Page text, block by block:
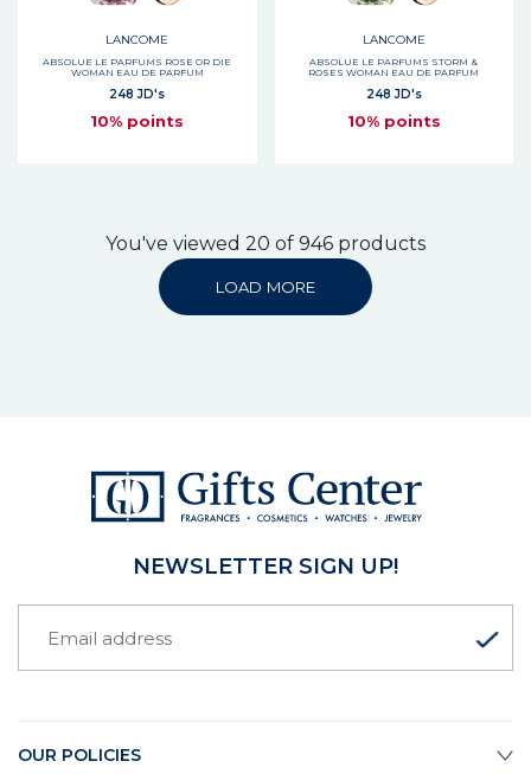
LANCOME
ABSOLUE LE PARFUMS ROSE OR DIE
WOMAN EAU DE PARFUM
248 JD's
10% points
LANCOME
ABSOLUE LE PARFUMS STORM &
ROSES WOMAN EAU DE PARFUM
248 JD's
10% points
You've viewed 20 of 946 products
LOAD MORE
NEWSLETTER SIGN UP!
OUR POLICIES